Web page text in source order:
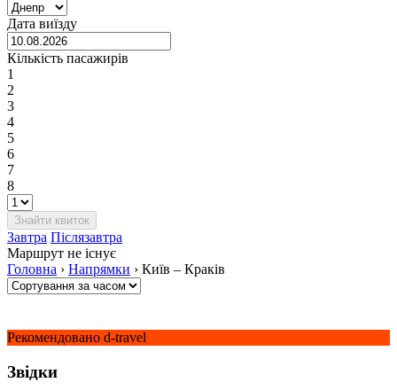
Дата виїзду
Кількість пасажирів
1
2
3
4
5
6
7
8
Завтра Післязавтра
Маршрут не існує
Головна › Напрямки › Київ – Краків
Рекомендовано d-travel
Звідки